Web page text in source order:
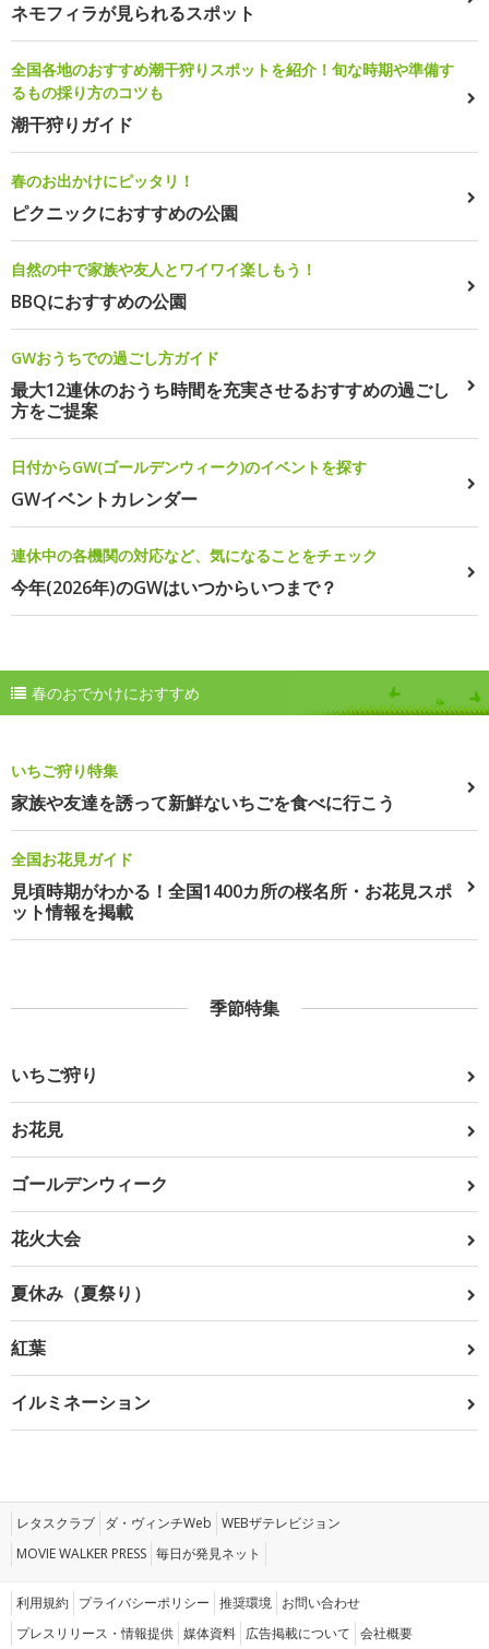
ネモフィラが見られるスポット
全国各地のおすすめ潮干狩りスポットを紹介！旬な時期や準備す
るもの採り方のコツも
潮干狩りガイド
春のお出かけにピッタリ！
ピクニックにおすすめの公園
自然の中で家族や友人とワイワイ楽しもう！
BBQにおすすめの公園
GWおうちでの過ごし方ガイド
最大12連休のおうち時間を充実させるおすすめの過ごし
方をご提案
日付からGW(ゴールデンウィーク)のイベントを探す
GWイベントカレンダー
連休中の各機関の対応など、気になることをチェック
今年(2026年)のGWはいつからいつまで？
春のおでかけにおすすめ
いちご狩り特集
家族や友達を誘って新鮮ないちごを食べに行こう
全国お花見ガイド
見頃時期がわかる！全国1400カ所の桜名所・お花見スポ
ット情報を掲載
季節特集
いちご狩り
お花見
ゴールデンウィーク
花火大会
夏休み（夏祭り）
紅葉
イルミネーション
レタスクラブ ダ・ヴィンチWeb WEBザテレビジョン
MOVIE WALKER PRESS 毎日が発見ネット
利用規約 プライバシーポリシー 推奨環境 お問い合わせ
プレスリリース・情報提供 媒体資料 広告掲載について 会社概要